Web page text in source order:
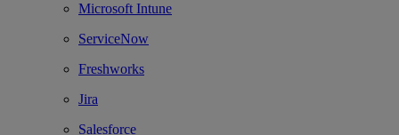
Microsoft Intune
ServiceNow
Freshworks
Jira
Salesforce